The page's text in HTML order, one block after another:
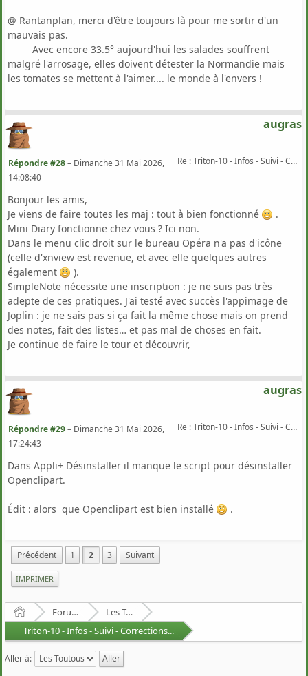
@ Rantanplan, merci d'être toujours là pour me sortir d'un
mauvais pas.
Avec encore 33.5° aujourd'hui les salades souffrent
malgré l'arrosage, elles doivent détester la Normandie mais
les tomates se mettent à l'aimer.... le monde à l'envers !
augras
Re : Triton-10 - Infos - Suivi - Corrections...
Répondre #28– Dimanche 31 Mai 2026,
14:08:40
Bonjour les amis,
Je viens de faire toutes les maj : tout à bien fonctionné
.
Mini Diary fonctionne chez vous ? Ici non.
Dans le menu clic droit sur le bureau Opéra n'a pas d'icône
(celle d'xnview est revenue, et avec elle quelques autres
également
).
SimpleNote nécessite une inscription : je ne suis pas très
adepte de ces pratiques. J'ai testé avec succès l'appimage de
Joplin : je ne sais pas si ça fait la même chose mais on prend
des notes, fait des listes… et pas mal de choses en fait.
Je continue de faire le tour et découvrir,
augras
Re : Triton-10 - Infos - Suivi - Corrections...
Répondre #29– Dimanche 31 Mai 2026,
17:24:43
Dans Appli+ Désinstaller il manque le script pour désinstaller
Openclipart.
Édit : alors que Openclipart est bien installé .
Précédent 1 2 3 Suivant
IMPRIMER
Accueil Forum Francophone de Puppy/Toutou Linux
Les Toutous
Triton-10 - Infos - Suivi - Corrections...
Aller à: